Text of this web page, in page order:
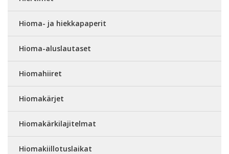
Hioma- ja hiekkapaperit
Hioma-aluslautaset
Hiomahiiret
Hiomakärjet
Hiomakärkilajitelmat
Hiomakiillotuslaikat